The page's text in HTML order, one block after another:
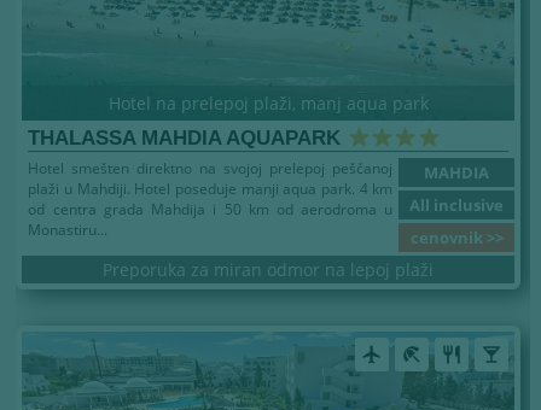
Hotel na prelepoj plaži, manj aqua park
THALASSA MAHDIA AQUAPARK
MAHDIA
All inclusive
cenovnik >>
Hotel smešten direktno na svojoj prelepoj peščanoj
plaži u Mahdiji. Hotel poseduje manji aqua park. 4 km
od centra grada Mahdija i 50 km od aerodroma u
Monastiru...
Preporuka za miran odmor na lepoj plaži
airplanemode_active beach_access restaurant local_bar